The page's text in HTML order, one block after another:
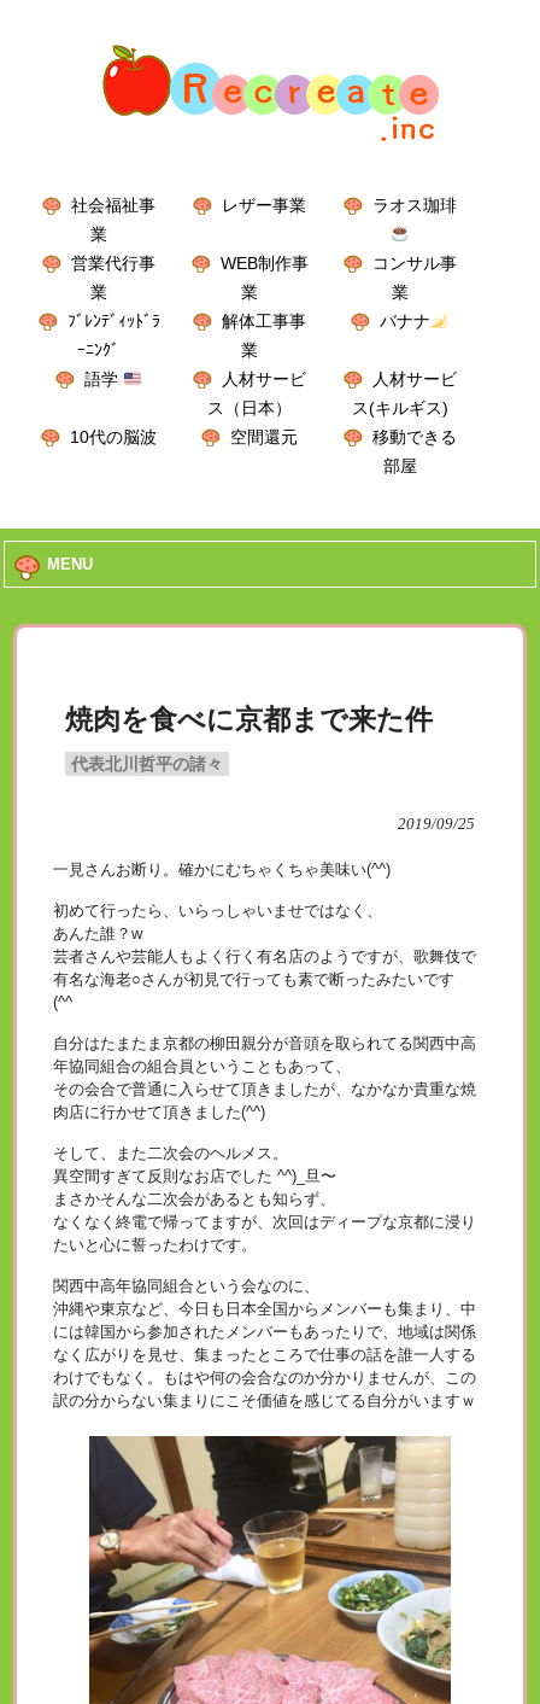
社会福祉事
業
レザー事業 ラオス珈琲
営業代行事
業
WEB制作事
業
コンサル事
業
ﾌﾞﾚﾝﾃﾞｨｯﾄﾞﾗ
ｰﾆﾝｸﾞ
解体工事事
業
バナナ
語学
人材サービ
ス（日本）
人材サービ
ス(キルギス)
10代の脳波
空間還元
移動できる
部屋
MENU
焼肉を食べに京都まで来た件
代表北川哲平の諸々
2019/09/25
一見さんお断り。確かにむちゃくちゃ美味い(^^)
初めて行ったら、いらっしゃいませではなく、
あんた誰？w
芸者さんや芸能人もよく行く有名店のようですが、歌舞伎で
有名な海老○さんが初見で行っても素で断ったみたいです
(^^ゞ
自分はたまたま京都の柳田親分が音頭を取られてる関西中高
年協同組合の組合員ということもあって、
その会合で普通に入らせて頂きましたが、なかなか貴重な焼
肉店に行かせて頂きました(^^)
そして、また二次会のヘルメス。
異空間すぎて反則なお店でした ^^)_旦〜
まさかそんな二次会があるとも知らず、
なくなく終電で帰ってますが、次回はディープな京都に浸り
たいと心に誓ったわけです。
関西中高年協同組合という会なのに、
沖縄や東京など、今日も日本全国からメンバーも集まり、中
には韓国から参加されたメンバーもあったりで、地域は関係
なく広がりを見せ、集まったところで仕事の話を誰一人する
わけでもなく。もはや何の会合なのか分かりませんが、この
訳の分からない集まりにこそ価値を感じてる自分がいますｗ